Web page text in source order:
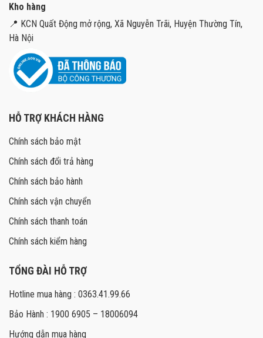
Kho hàng
📍 KCN Quất Động mở rộng, Xã Nguyễn Trãi, Huyện Thường Tín,
Hà Nội
HỖ TRỢ KHÁCH HÀNG
Chính sách bảo mật
Chính sách đổi trả hàng
Chính sách bảo hành
Chính sách vận chuyển
Chính sách thanh toán
Chính sách kiểm hàng
TỔNG ĐÀI HỖ TRỢ
Hotline mua hàng : 0363.41.99.66
Bảo Hành : 1900 6905 – 18006094
Hướng dẫn mua hàng